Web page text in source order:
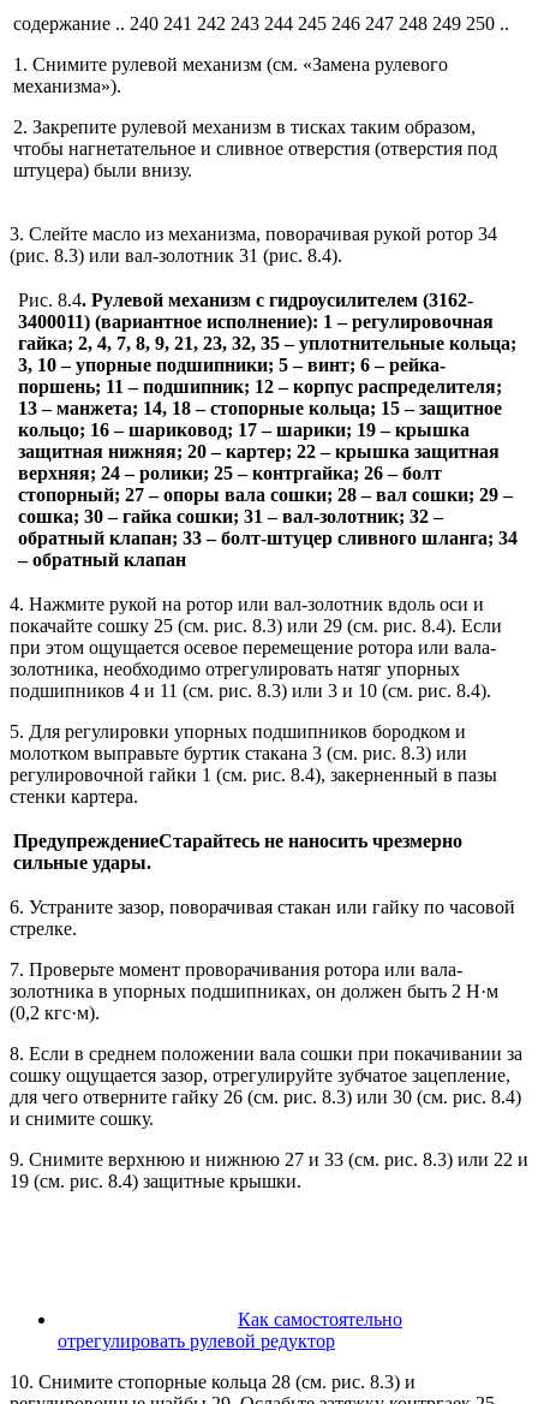
содержание .. 240 241 242 243 244 245 246 247 248 249 250 ..
1. Снимите рулевой механизм (см. «Замена рулевого
механизма»).
2. Закрепите рулевой механизм в тисках таким образом,
чтобы нагнетательное и сливное отверстия (отверстия под
штуцера) были внизу.
3. Слейте масло из механизма, поворачивая рукой ротор 34
(рис. 8.3) или вал-золотник 31 (рис. 8.4).
Рис. 8.4. Рулевой механизм с гидроусилителем (3162-
3400011) (вариантное исполнение): 1 – регулировочная
гайка; 2, 4, 7, 8, 9, 21, 23, 32, 35 – уплотнительные кольца;
3, 10 – упорные подшипники; 5 – винт; 6 – рейка-
поршень; 11 – подшипник; 12 – корпус распределителя;
13 – манжета; 14, 18 – стопорные кольца; 15 – защитное
кольцо; 16 – шариковод; 17 – шарики; 19 – крышка
защитная нижняя; 20 – картер; 22 – крышка защитная
верхняя; 24 – ролики; 25 – контргайка; 26 – болт
стопорный; 27 – опоры вала сошки; 28 – вал сошки; 29 –
сошка; 30 – гайка сошки; 31 – вал-золотник; 32 –
обратный клапан; 33 – болт-штуцер сливного шланга; 34
– обратный клапан
4. Нажмите рукой на ротор или вал-золотник вдоль оси и
покачайте сошку 25 (см. рис. 8.3) или 29 (см. рис. 8.4). Если
при этом ощущается осевое перемещение ротора или вала-
золотника, необходимо отрегулировать натяг упорных
подшипников 4 и 11 (см. рис. 8.3) или 3 и 10 (см. рис. 8.4).
5. Для регулировки упорных подшипников бородком и
молотком выправьте буртик стакана 3 (см. рис. 8.3) или
регулировочной гайки 1 (см. рис. 8.4), закерненный в пазы
стенки картера.
ПредупреждениеСтарайтесь не наносить чрезмерно
сильные удары.
6. Устраните зазор, поворачивая стакан или гайку по часовой
стрелке.
7. Проверьте момент проворачивания ротора или вала-
золотника в упорных подшипниках, он должен быть 2 Н·м
(0,2 кгс·м).
8. Если в среднем положении вала сошки при покачивании за
сошку ощущается зазор, отрегулируйте зубчатое зацепление,
для чего отверните гайку 26 (см. рис. 8.3) или 30 (см. рис. 8.4)
и снимите сошку.
9. Снимите верхнюю и нижнюю 27 и 33 (см. рис. 8.3) или 22 и
19 (см. рис. 8.4) защитные крышки.
Как самостоятельно
отрегулировать рулевой редуктор
10. Снимите стопорные кольца 28 (см. рис. 8.3) и